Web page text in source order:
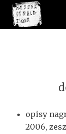
opisy
2006,